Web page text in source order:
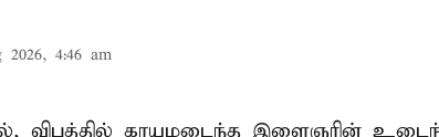
2026, 4:46 am
விபத்தில் காயமடைந்த இளைஞரின்